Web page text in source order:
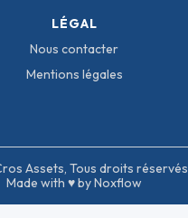
LÉGAL
Nous contacter
Mentions légales
Assets, Tous droits réservés
Made with ♥ by Noxflow